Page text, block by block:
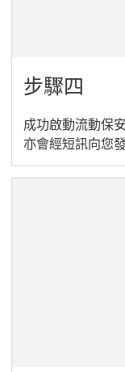
步驟四
成功啟動流動保
亦會經短訊向您